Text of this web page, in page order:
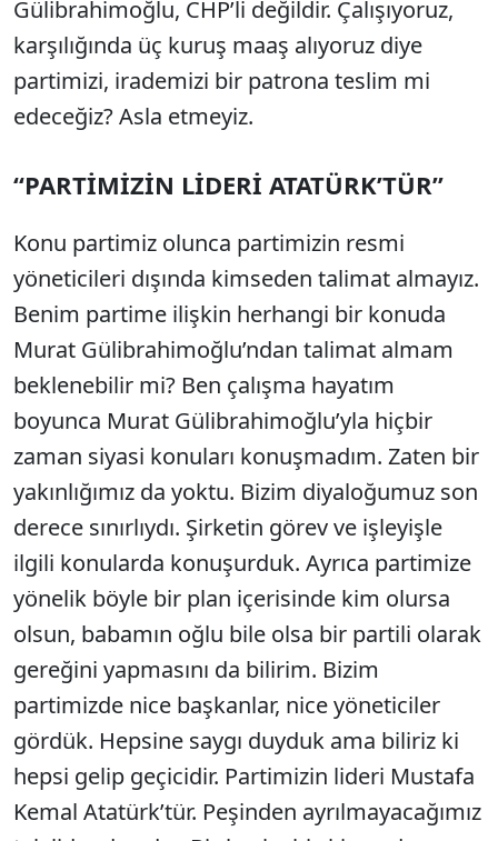
Gülibrahimoğlu, CHP’li değildir. Çalışıyoruz,
karşılığında üç kuruş maaş alıyoruz diye
partimizi, irademizi bir patrona teslim mi
edeceğiz? Asla etmeyiz.
“PARTİMİZİN LİDERİ ATATÜRK’TÜR”
Konu partimiz olunca partimizin resmi
yöneticileri dışında kimseden talimat almayız.
Benim partime ilişkin herhangi bir konuda
Murat Gülibrahimoğlu’ndan talimat almam
beklenebilir mi? Ben çalışma hayatım
boyunca Murat Gülibrahimoğlu’yla hiçbir
zaman siyasi konuları konuşmadım. Zaten bir
yakınlığımız da yoktu. Bizim diyaloğumuz son
derece sınırlıydı. Şirketin görev ve işleyişle
ilgili konularda konuşurduk. Ayrıca partimize
yönelik böyle bir plan içerisinde kim olursa
olsun, babamın oğlu bile olsa bir partili olarak
gereğini yapmasını da bilirim. Bizim
partimizde nice başkanlar, nice yöneticiler
gördük. Hepsine saygı duyduk ama biliriz ki
hepsi gelip geçicidir. Partimizin lideri Mustafa
Kemal Atatürk’tür. Peşinden ayrılmayacağımız